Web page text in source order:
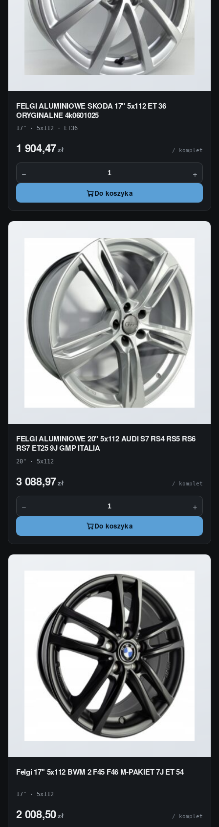
FELGI ALUMINIOWE SKODA 17" 5x112 ET 36
ORYGINALNE 4k0601025
17" · 5x112 · ET36
1 904,47zł / komplet
− +
Do koszyka
FELGI ALUMINIOWE 20'' 5x112 AUDI S7 RS4 RS5 RS6
RS7 ET25 9J GMP ITALIA
20" · 5x112
3 088,97zł / komplet
− +
Do koszyka
Felgi 17'' 5x112 BWM 2 F45 F46 M-PAKIET 7J ET 54
17" · 5x112
2 008,50zł / komplet